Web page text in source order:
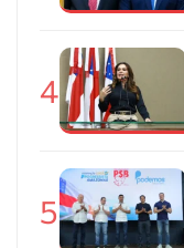
4
5